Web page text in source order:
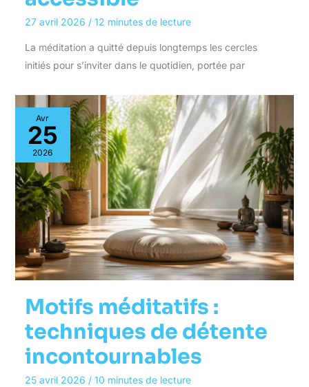
27 avril 2026 / 12 minutes de lecture
La méditation a quitté depuis longtemps les cercles
initiés pour s’inviter dans le quotidien, portée par
Avr
25
2026
Motifs méditatifs :
techniques de détente
incontournables
25 avril 2026 / 10 minutes de lecture